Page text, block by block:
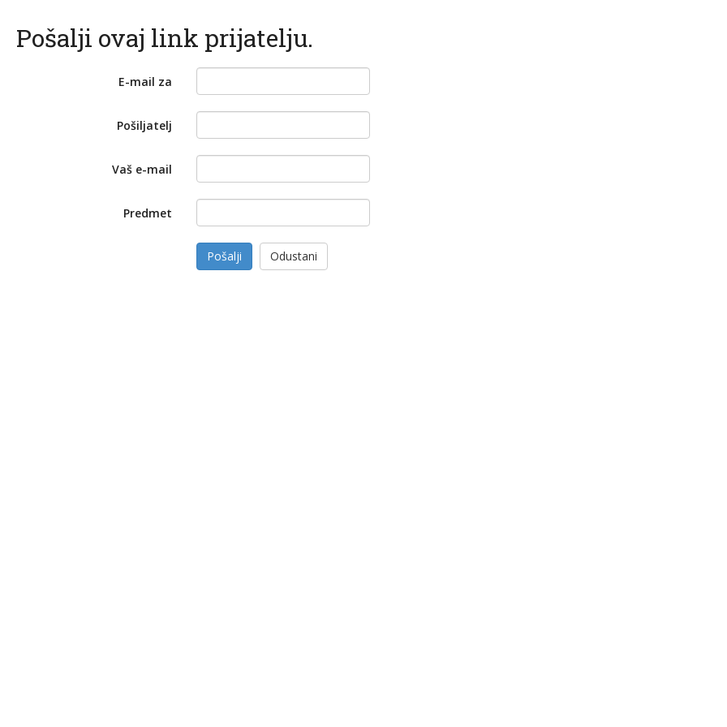
Pošalji ovaj link prijatelju.
E-mail za
Pošiljatelj
Vaš e-mail
Predmet
Pošalji Odustani